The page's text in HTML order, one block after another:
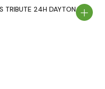
TRIBUTE 24H DAYTONA